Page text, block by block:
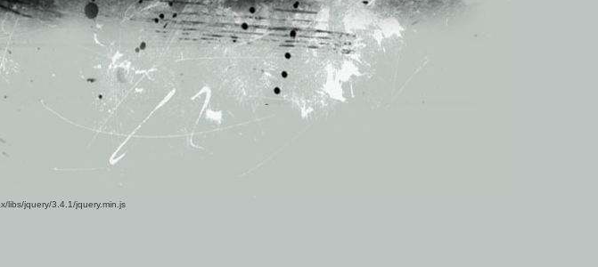
libs/jquery/3.4.1/jquery.min.js